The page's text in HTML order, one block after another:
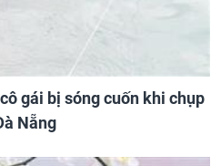
gái bị sóng cuốn khi chụp
Nẵng